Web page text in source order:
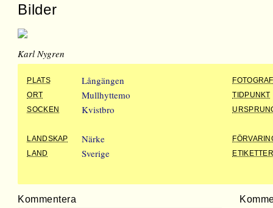
Bilder
Karl Nygren
PLATS Långängen
FOTOGRAF
ORT
Mullhyttemo
TIDPUNKT
SOCKEN
Kvistbro
LANDSKAP Närke
LAND
Sverige
Kommentera